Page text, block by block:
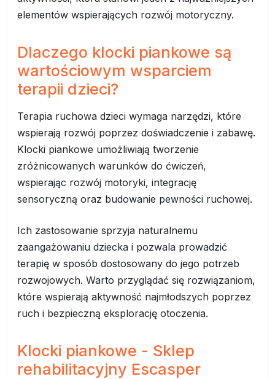
elementów wspierających rozwój motoryczny.
Dlaczego klocki piankowe są
wartościowym wsparciem
terapii dzieci?
Terapia ruchowa dzieci wymaga narzędzi, które
wspierają rozwój poprzez doświadczenie i zabawę.
Klocki piankowe umożliwiają tworzenie
zróżnicowanych warunków do ćwiczeń,
wspierając rozwój motoryki, integrację
sensoryczną oraz budowanie pewności ruchowej.
Ich zastosowanie sprzyja naturalnemu
zaangażowaniu dziecka i pozwala prowadzić
terapię w sposób dostosowany do jego potrzeb
rozwojowych. Warto przyglądać się rozwiązaniom,
które wspierają aktywność najmłodszych poprzez
ruch i bezpieczną eksplorację otoczenia.
Klocki piankowe - Sklep
rehabilitacyjny Escasper